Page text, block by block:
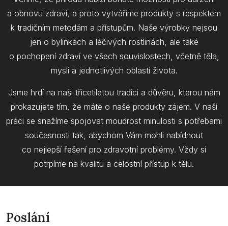
a obnovu zdraví, a proto vytváříme produkty s respektem
k tradičním metodám a přístupům. Naše výrobky nejsou
jen o bylinkách a léčivých rostlinách, ale také
o pochopení zdraví ve všech souvislostech, včetně těla,
mysli a jednotlivých oblastí života.
Jsme hrdí na naši třicetiletou tradici a důvěru, kterou nám
prokazujete tím, že máte o naše produkty zájem. V naší
práci se snažíme spojovat moudrost minulosti s potřebami
současnosti tak, abychom Vám mohli nabídnout
co nejlepší řešení pro zdravotní problémy. Vždy si
potrpíme na kvalitu a celostní přístup k tělu.
Poslání